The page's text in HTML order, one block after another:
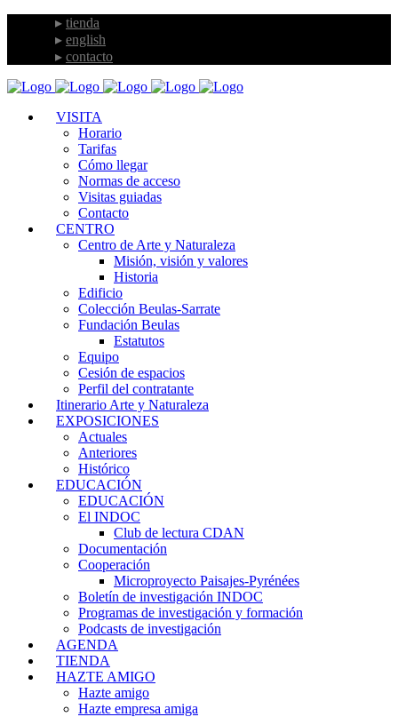
tienda
english
contacto
VISITA
Horario
Tarifas
Cómo llegar
Normas de acceso
Visitas guiadas
Contacto
CENTRO
Centro de Arte y Naturaleza
Misión, visión y valores
Historia
Edificio
Colección Beulas-Sarrate
Fundación Beulas
Estatutos
Equipo
Cesión de espacios
Perfil del contratante
Itinerario Arte y Naturaleza
EXPOSICIONES
Actuales
Anteriores
Histórico
EDUCACIÓN
EDUCACIÓN
El INDOC
Club de lectura CDAN
Documentación
Cooperación
Microproyecto Paisajes-Pyrénées
Boletín de investigación INDOC
Programas de investigación y formación
Podcasts de investigación
AGENDA
TIENDA
HAZTE AMIGO
Hazte amigo
Hazte empresa amiga